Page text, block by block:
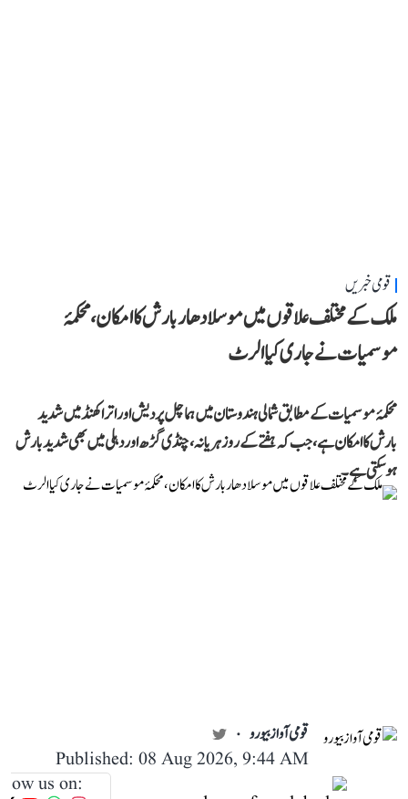
قومی خبریں
ملک کے مختلف علاقوں میں موسلادھار بارش کا امکان، محکمۂ
موسمیات نے جاری کیا الرٹ
محکمۂ موسمیات کے مطابق شمالی ہندوستان میں ہماچل پردیش اور اتراکھنڈ میں شدید
بارش کا امکان ہے، جب کہ ہفتے کے روز ہریانہ، چنڈی گڑھ اور دہلی میں بھی شدید بارش
ہوسکتی ہے۔
قومی آواز بیورو
Published: 08 Aug 2026, 9:44 AM
us on: